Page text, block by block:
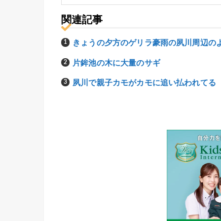
関連記事
きょうの夕方のゲリラ豪雨の夙川周辺の
片鉾池の木に大量のサギ
夙川で親子カモがカモに追い払われてる